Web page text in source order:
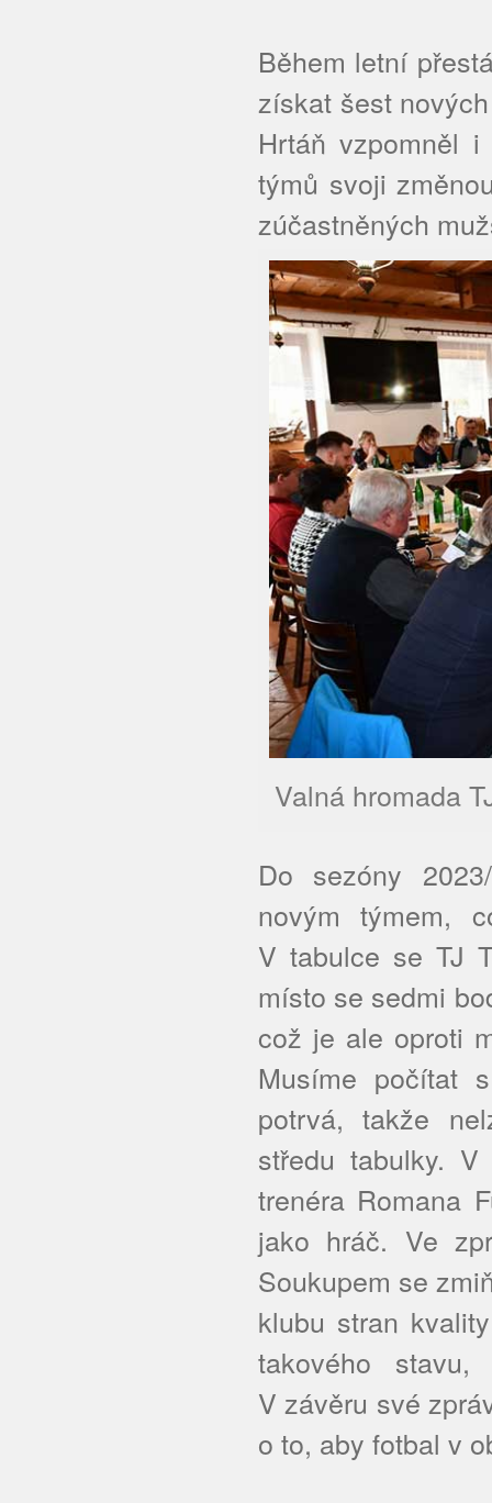
Během letní
získat šest
Hrtáň vzpomněl
týmů svoji
zúčastněných
Valná hromada
Do sezóny
novým týmem,
V tabulce se TJ
místo se sedmi
což je ale oproti
Musíme počítat
potrvá, takže
středu tabulky.
trenéra Romana
jako hráč. Ve
Soukupem se
klubu stran
takového
V závěru své
o to, aby fotbal v